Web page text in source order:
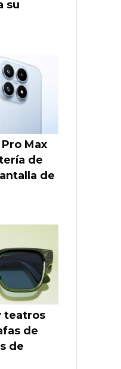
su
Max
de
de
teatros
de
de